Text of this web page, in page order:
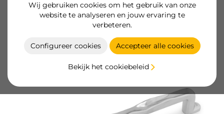
Wij gebruiken cookies om het gebruik van onze
website te analyseren en jouw ervaring te
verbeteren.
Configureer cookies Accepteer alle cookies
Bekijk het cookiebeleid
Productspecificatie